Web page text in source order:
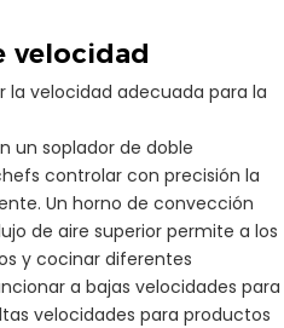
velocidad
la velocidad adecuada para la
un soplador de doble
controlar con precisión la
Un horno de convección
de aire superior permite a los
y cocinar diferentes
a bajas velocidades para
velocidades para productos